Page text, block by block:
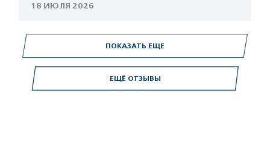
ЕЩЁ ОТЗЫВЫ
18 ИЮЛЯ 2026
ПОКАЗАТЬ ЕЩЕ